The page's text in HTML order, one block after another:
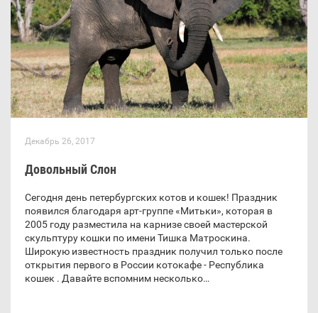
Декабрь 26, 2017
Довольный Слон
Сегодня день петербургских котов и кошек! Праздник
появился благодаря арт-группе «Митьки», которая в
2005 году разместила на карнизе своей мастерской
скульптуру кошки по имени Тишка Матроскина.
Широкую известность праздник получил только после
открытия первого в России котокафе - Республика
кошек . Давайте вспомним несколько…